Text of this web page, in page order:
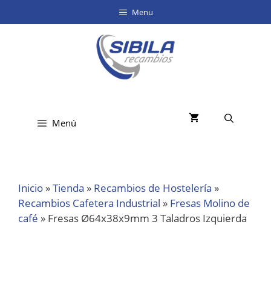
Menu
Menú
Inicio »Tienda » Recambios de Hostelería »
Recambios Cafetera Industrial » Fresas Molino de
café » Fresas Ø64x38x9mm 3 Taladros Izquierda